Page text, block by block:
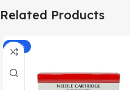
Related Products
-20%